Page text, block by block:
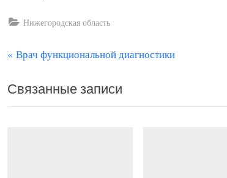
Нижегородская область
Навигация
записям
П
е
д
Врач функциональной диагностики
Связанные записи